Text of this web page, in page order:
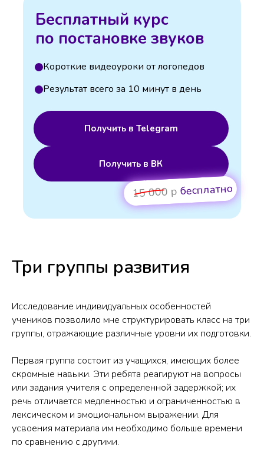
Бесплатный курс
по постановке звуков
Получить в Telegram
Получить в ВК
15 000 р бесплатно
Результат всего за 10 минут в день
Короткие видеоуроки от логопедов
Три группы развития
Исследование индивидуальных особенностей
учеников позволило мне структурировать класс на три
группы, отражающие различные уровни их подготовки.
Первая группа состоит из учащихся, имеющих более
скромные навыки. Эти ребята реагируют на вопросы
или задания учителя с определенной задержкой; их
речь отличается медленностью и ограниченностью в
лексическом и эмоциональном выражении. Для
усвоения материала им необходимо больше времени
по сравнению с другими.